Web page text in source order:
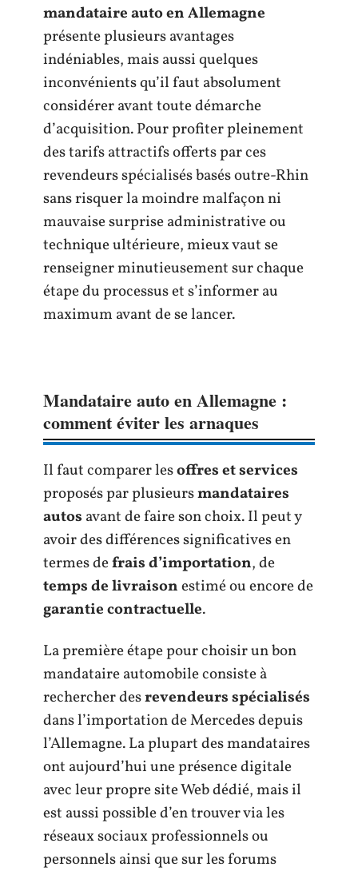
mandataire auto en Allemagne
présente plusieurs avantages
indéniables, mais aussi quelques
inconvénients qu’il faut absolument
considérer avant toute démarche
d’acquisition. Pour profiter pleinement
des tarifs attractifs offerts par ces
revendeurs spécialisés basés outre-Rhin
sans risquer la moindre malfaçon ni
mauvaise surprise administrative ou
technique ultérieure, mieux vaut se
renseigner minutieusement sur chaque
étape du processus et s’informer au
maximum avant de se lancer.
Mandataire auto en Allemagne :
comment éviter les arnaques
Il faut comparer lesoffres et services
proposés par plusieursmandataires
autos avant de faire son choix. Il peut y
avoir des différences significatives en
termes defrais d’importation, de
temps de livraisonestimé ou encore de
garantie contractuelle.
La première étape pour choisir un bon
mandataire automobile consiste à
rechercher desrevendeurs spécialisés
dans l’importation de Mercedes depuis
l’Allemagne. La plupart des mandataires
ont aujourd’hui une présence digitale
avec leur propre site Web dédié, mais il
est aussi possible d’en trouver via les
réseaux sociaux professionnels ou
personnels ainsi que sur les forums